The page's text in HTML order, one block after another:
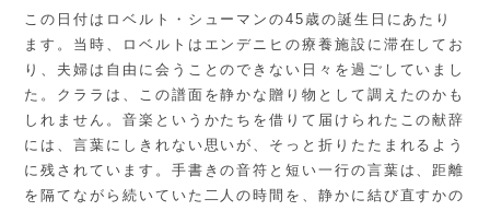
この日付はロベルト・シューマンの45歳の誕生日にあたり
ます。当時、ロベルトはエンデニヒの療養施設に滞在してお
り、夫婦は自由に会うことのできない日々を過ごしていまし
た。クララは、この譜面を静かな贈り物として調えたのかも
しれません。音楽というかたちを借りて届けられたこの献辞
には、言葉にしきれない思いが、そっと折りたたまれるよう
に残されています。手書きの音符と短い一行の言葉は、距離
を隔てながら続いていた二人の時間を、静かに結び直すかの